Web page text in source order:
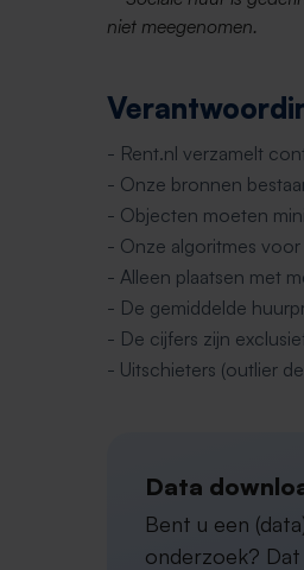
niet meegenomen.
- Rent.nl verzamelt
- Onze bronnen
- Objecten moeten
- Onze algoritmes
- Alleen plaatsen met
- De gemiddelde
- De cijfers zijn
- Uitschieters (outlier
Data
Bent u een
onderzoek?